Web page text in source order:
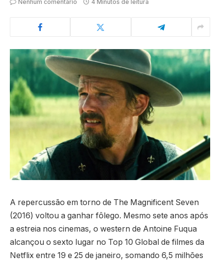
Nenhum comentário
4 Minutos de leitura
A repercussão em torno de The Magnificent Seven
(2016) voltou a ganhar fôlego. Mesmo sete anos após
a estreia nos cinemas, o western de Antoine Fuqua
alcançou o sexto lugar no Top 10 Global de filmes da
Netflix entre 19 e 25 de janeiro, somando 6,5 milhões